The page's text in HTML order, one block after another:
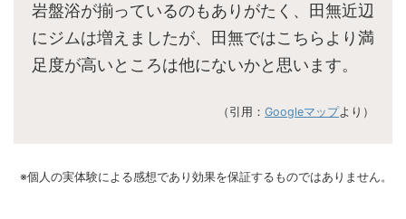
岩盤浴が揃っているのもありがたく、田無近辺
にジムは増えましたが、田無ではこちらより満
足度が高いところは他にないかと思います。
（引用： Googleマップより）
※個人の実体験による感想であり効果を保証するものではありません。